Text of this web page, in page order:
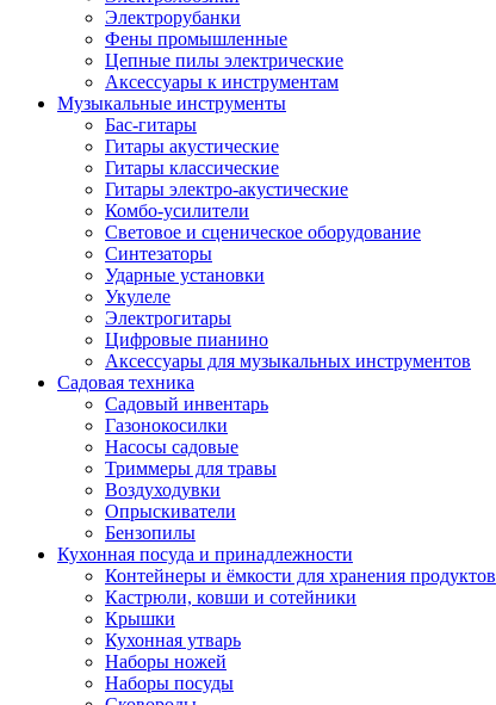
Электрорубанки
Фены промышленные
Цепные пилы электрические
Аксессуары к инструментам
Музыкальные инструменты
Бас-гитары
Гитары акустические
Гитары классические
Гитары электро-акустические
Комбо-усилители
Световое и сценическое оборудование
Синтезаторы
Ударные установки
Укулеле
Электрогитары
Цифровые пианино
Аксессуары для музыкальных инструментов
Садовая техника
Садовый инвентарь
Газонокосилки
Насосы садовые
Триммеры для травы
Воздуходувки
Опрыскиватели
Бензопилы
Кухонная посуда и принадлежности
Контейнеры и ёмкости для хранения продуктов
Кастрюли, ковши и сотейники
Крышки
Кухонная утварь
Наборы ножей
Наборы посуды